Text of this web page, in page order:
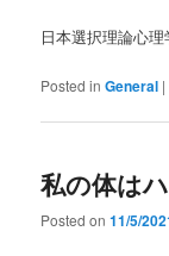
日本選択理論心
Posted in General |
私の体は
Posted on11/5/